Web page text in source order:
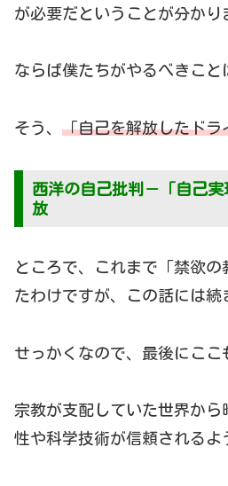
が必要だということが分かり
ならば僕たちがやるべきこと
そう、 「自己を解放したドラ
西洋の自己批判－「自己
放
ところで、これまで「禁欲
たわけですが、この話には続
せっかくなので、最後にここ
宗教が支配していた世界から
性や科学技術が信頼されるよ